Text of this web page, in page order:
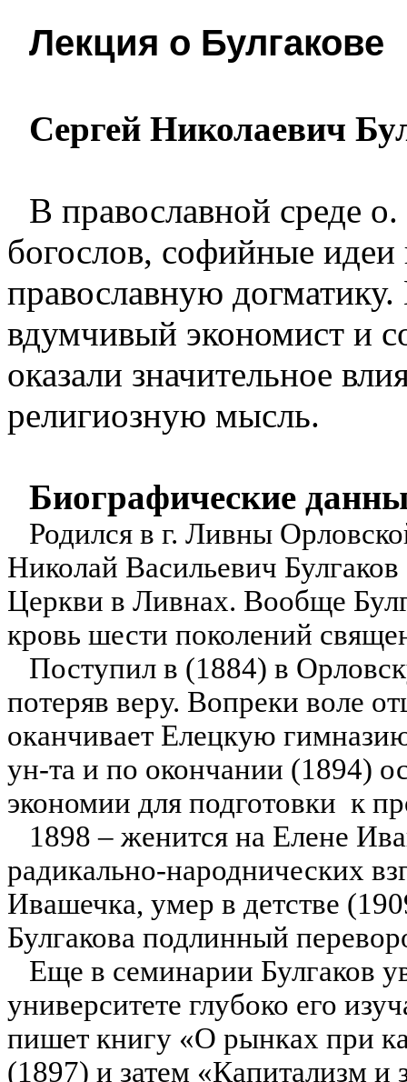
Лекция о Булгакове
Сергей Николаевич
В православной среде
богослов, софийные идеи
православную
вдумчивый экономист и
оказали значительное
религиозную мысль.
Биографические
Родился в г. Ливны
Николай Васильевич
Церкви в Ливнах. Вообще
кровь шести поколений
Поступил в (1884) в
потеряв веру. Вопреки воле
оканчивает Елецкую
ун-та и по окончании (1894)
экономии для подготовки к
1898 – женится на Елене
радикально-народнических
Ивашечка, умер в детстве
Булгакова подлинный
Еще в семинарии Булгаков
университете глубоко его
пишет книгу «О рынках при
(1897) и затем «Капитализм и